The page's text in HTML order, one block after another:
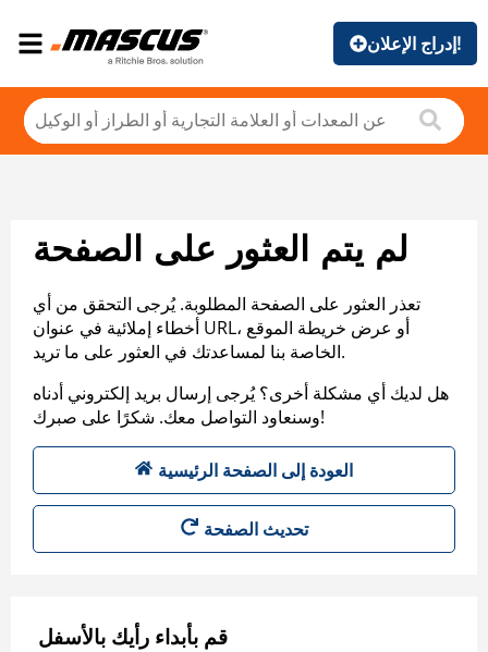
إدراج الإعلان!
لم يتم العثور على الصفحة
تعذر العثور على الصفحة المطلوبة. يُرجى التحقق من أي
أخطاء إملائية في عنوان URL، أو عرض خريطة الموقع
الخاصة بنا لمساعدتك في العثور على ما تريد.
هل لديك أي مشكلة أخرى؟ يُرجى إرسال بريد إلكتروني أدناه
وسنعاود التواصل معك. شكرًا على صبرك!
العودة إلى الصفحة الرئيسية
تحديث الصفحة
قم بأبداء رأيك بالأسفل